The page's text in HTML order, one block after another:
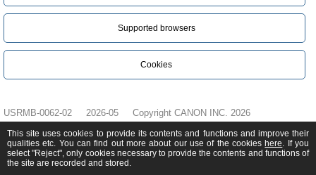
Supported browsers
Cookies
USRMB-0062-02 2026-05 Copyright CANON INC. 2026
This site uses cookies to provide its contents and functions and improve their
qualities etc. You can find out more about our use of the cookies here. If you
select "Reject", only cookies necessary to provide the contents and functions of
the site are recorded and stored.